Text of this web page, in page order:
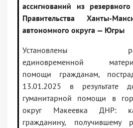
ассигнований из
Правительства Ханты-
автономного округа — Югры
Установлены
единовременной
помощи гражданам,
13.01.2025 в результате
гуманитарной помощи в
округ Макеевка ДНР:
гражданину, получившему